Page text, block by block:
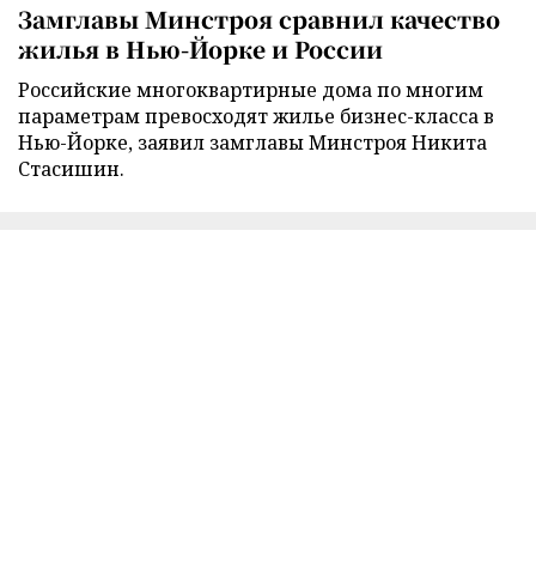
Замглавы Минстроя сравнил качество
жилья в Нью-Йорке и России
Российские многоквартирные дома по многим
параметрам превосходят жилье бизнес-класса в
Нью-Йорке, заявил замглавы Минстроя Никита
Стасишин.